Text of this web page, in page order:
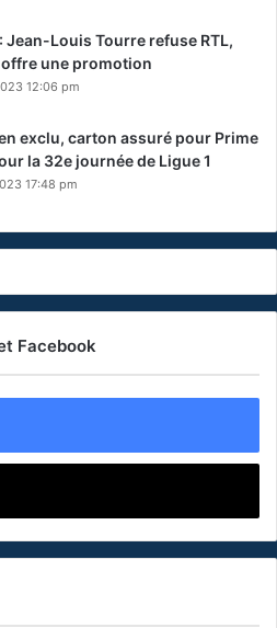
Jean-Louis Tourre refuse RTL,
offre une promotion
12:06 pm
exclu, carton assuré pour Prime
la 32e journée de Ligue 1
17:48 pm
Facebook